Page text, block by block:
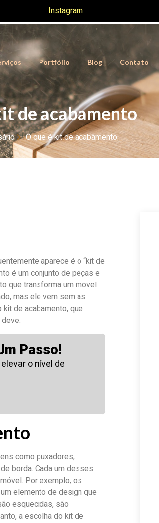
Instagram
Portfólio Blog Contato
de acabamento
O que é kit de acabamento
aparece é o “kit de
é um conjunto de peças e
que transforma um móvel
mas ele vem sem as
de acabamento, que
Passo!
o nível de
como puxadores,
borda. Cada um desses
Por exemplo, os
elemento de design que
esquecidas, são
a escolha do kit de